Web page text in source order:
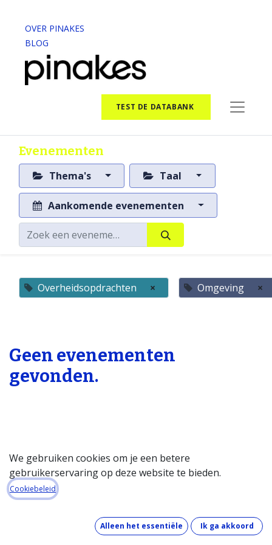
OVER PINAKES
BLOG
TEST DE DATABANK
Evenementen
Thema's Taal
Aankomende evenementen
Overheidsopdrachten × Omgeving ×
Geen evenementen
gevonden.
Startpagina
Over de databank
Wat kost de databank?
Hoe werkt de databank?
We gebruiken cookies om je een betere
gebruikerservaring op deze website te bieden.
Cookiebeleid
Alleen het essentiële Ik ga akkoord